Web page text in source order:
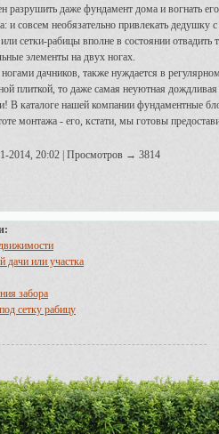
разрушить даже фундамент дома и вогнать
и совсем необязательно привлекать
сетки-рабицы вполне в состоянии
элементы на двух ногах.
дачников, также нуждается в
плиткой, то даже самая неуютная
В каталоге нашей компании фундаментные
монтажа - его, кстати, мы готовы
2014, 20:02 | Просмотров → 3814
дачи или участка
забора
сетку рабицу